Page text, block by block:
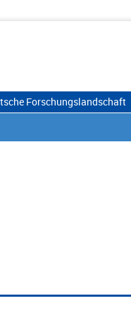
Forschungslandschaft